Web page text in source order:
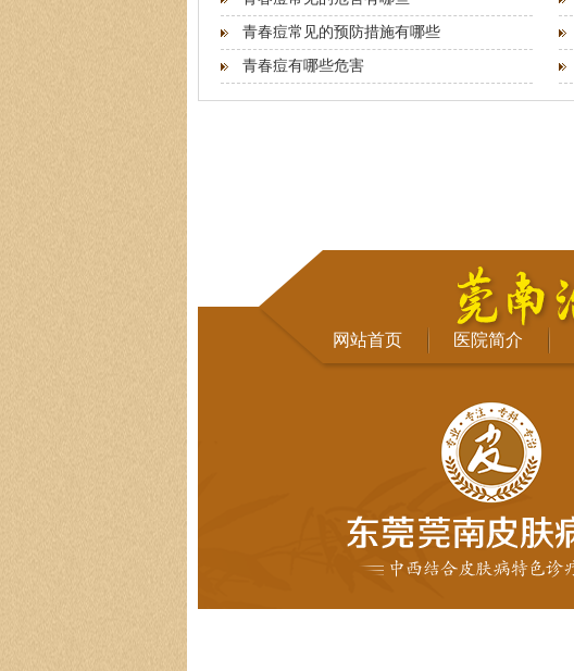
青春痘常见的预防措施有哪些
青春痘有哪些危害
网站首页 医院简介